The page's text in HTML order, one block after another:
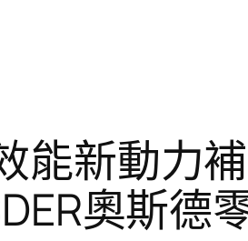
能新動力
奧斯德